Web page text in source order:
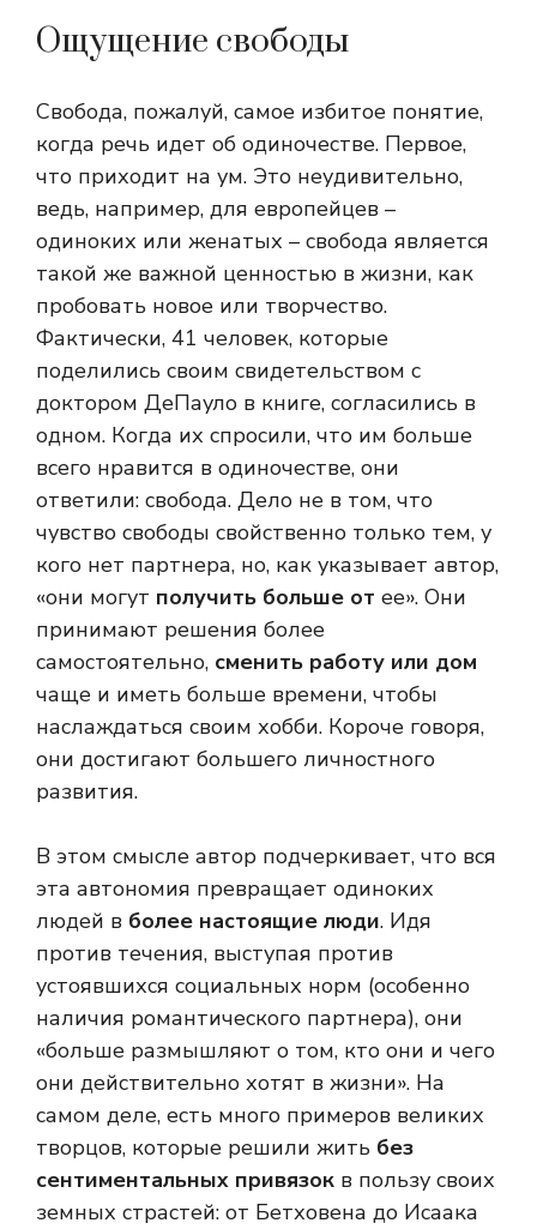
Ощущение свободы
Свобода, пожалуй, самое избитое понятие,
когда речь идет об одиночестве. Первое,
что приходит на ум. Это неудивительно,
ведь, например, для европейцев –
одиноких или женатых – свобода является
такой же важной ценностью в жизни, как
пробовать новое или творчество.
Фактически, 41 человек, которые
поделились своим свидетельством с
доктором ДеПауло в книге, согласились в
одном. Когда их спросили, что им больше
всего нравится в одиночестве, они
ответили: свобода. Дело не в том, что
чувство свободы свойственно только тем, у
кого нет партнера, но, как указывает автор,
«они могут получить больше от ее». Они
принимают решения более
самостоятельно, сменить работу или дом
чаще и иметь больше времени, чтобы
наслаждаться своим хобби. Короче говоря,
они достигают большего личностного
развития.
В этом смысле автор подчеркивает, что вся
эта автономия превращает одиноких
людей в более настоящие люди. Идя
против течения, выступая против
устоявшихся социальных норм (особенно
наличия романтического партнера), они
«больше размышляют о том, кто они и чего
они действительно хотят в жизни». На
самом деле, есть много примеров великих
творцов, которые решили жить без
сентиментальных привязок в пользу своих
земных страстей: от Бетховена до Исаака